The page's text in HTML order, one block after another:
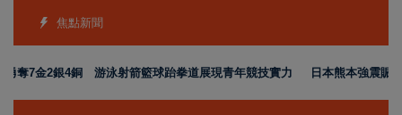
焦點新聞
奪7金2銀4銅 游泳射箭籃球跆拳道展現青年競技實力 日本熊本強震賑